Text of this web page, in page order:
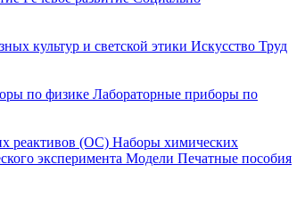
культур и светской этики Искусство Труд
по физике Лабораторные приборы по
реактивов (ОС) Наборы химических
эксперимента Модели Печатные пособия